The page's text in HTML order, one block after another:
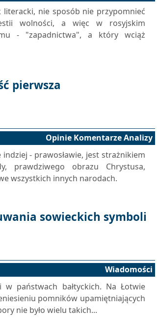
literacki, nie sposób nie przypomnieć
wolności, a więc w rosyjskim
- "zapadnictwa", a który wciąż
pierwsza
Opinie Komentarze Analizy
- prawosławie, jest strażnikiem
prawdziwego obrazu Chrystusa,
wszystkich innych narodach.
sowieckich symboli
Wiadomości
w państwach bałtyckich. Na Łotwie
pomników upamiętniających
nie było wielu takich...